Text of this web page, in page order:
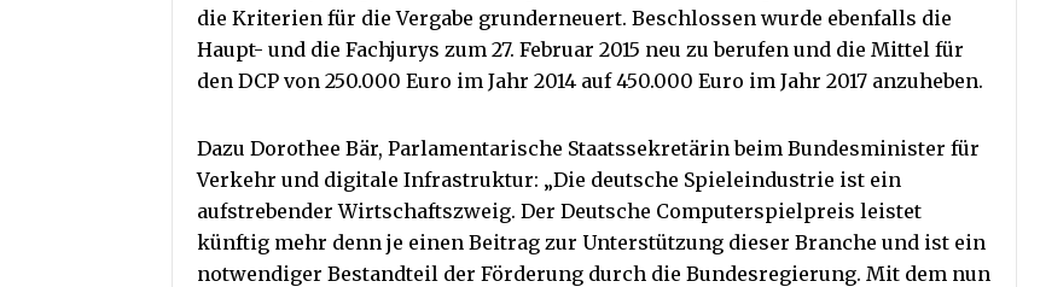
die Kriterien für die Vergabe grunderneuert. Beschlossen wurde ebenfalls die
Haupt- und die Fachjurys zum 27. Februar 2015 neu zu berufen und die Mittel für
den DCP von 250.000 Euro im Jahr 2014 auf 450.000 Euro im Jahr 2017 anzuheben.
Dazu Dorothee Bär, Parlamentarische Staatssekretärin beim Bundesminister für
Verkehr und digitale Infrastruktur: „Die deutsche Spieleindustrie ist ein
aufstrebender Wirtschaftszweig. Der Deutsche Computerspielpreis leistet
künftig mehr denn je einen Beitrag zur Unterstützung dieser Branche und ist ein
notwendiger Bestandteil der Förderung durch die Bundesregierung. Mit dem nun